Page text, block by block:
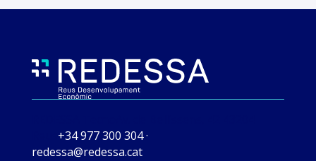
+34 977 300 304·
tac.asseder@asseder